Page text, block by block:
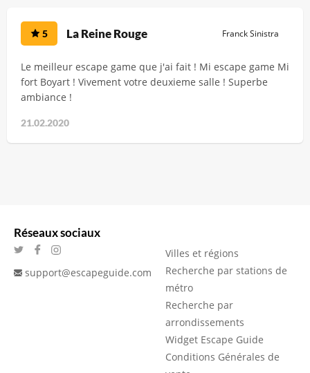
5 La Reine Rouge Franck Sinistra
Le meilleur escape game que j'ai fait ! Mi escape game Mi
fort Boyart ! Vivement votre deuxieme salle ! Superbe
ambiance !
21.02.2020
Réseaux sociaux
support@escapeguide.com
Villes et régions
Recherche par stations de
métro
Recherche par
arrondissements
Widget Escape Guide
Conditions Générales de